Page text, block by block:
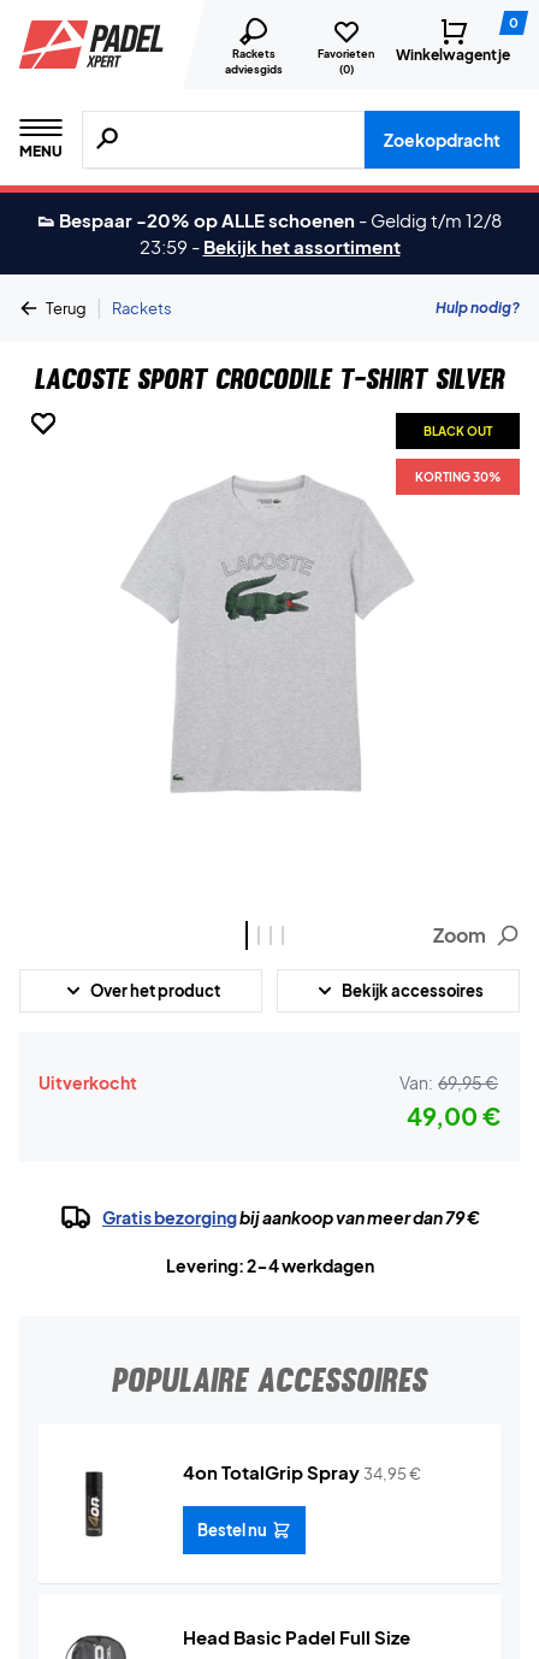
Rackets
adviesgids
Favorieten
(0)
0
Winkelwagentje
MENU
Zoeken naar producten, merken etc.
Zoekopdracht
👟 Bespaar -20% op ALLE schoenen - Geldig t/m 12/8
23:59 - Bekijk het assortiment
Terug | Rackets Hulp nodig?
Lacoste Sport Crocodile T-shirt Silver
BLACK OUT
KORTING 30%
BLACK OUT
KORTING 30%
BLACK OUT
KORTING 30%
BLACK OUT
KORTING 30%
Zoom
Over het product Bekijk accessoires
Uitverkocht Van: 69,95 €
49,00 €
Gratis bezorgingbij aankoop van meer dan 79 €
Levering: 2-4 werkdagen
POPULAIRE ACCESSOIRES
4on TotalGrip Spray 34,95€
Bestel nu
Head Basic Padel Full Size